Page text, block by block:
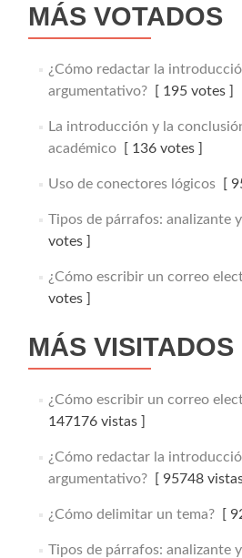
MÁS VOTADOS
¿Cómo redactar la
argumentativo?[ 195 votes ]
La introducción y la
académico[ 136 votes ]
Uso de conectores lógicos[
Tipos de párrafos: analizante
votes ]
¿Cómo escribir un correo
votes ]
MÁS VISITADOS
¿Cómo escribir un correo
147176 vistas ]
¿Cómo redactar la
argumentativo?[ 95748
¿Cómo delimitar un tema?[
Tipos de párrafos: analizante